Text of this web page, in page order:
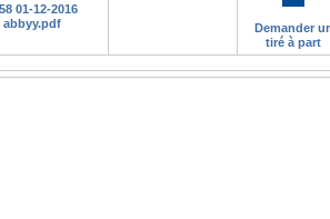
01-12-2016
abbyy.pdf
Demander
tiré à part